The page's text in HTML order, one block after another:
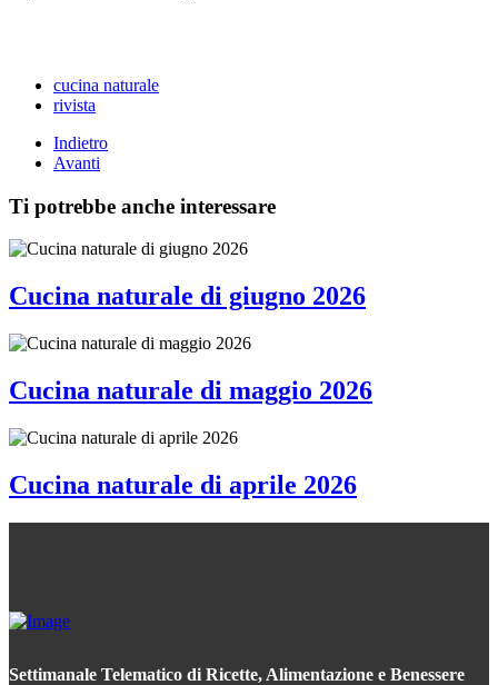
cucina naturale
rivista
Indietro
Avanti
Ti potrebbe anche interessare
Cucina naturale di giugno 2026
Cucina naturale di maggio 2026
Cucina naturale di aprile 2026
Settimanale Telematico di Ricette, Alimentazione e Benessere